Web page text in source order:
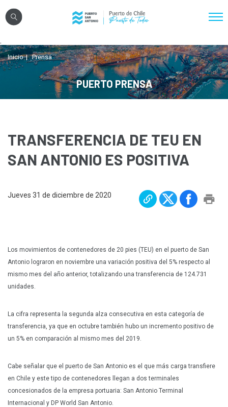
Nosotros
Sistema Portuario
Sostenibilidad
Transparencia
Denuncias
Preguntas Frecuentes
.
Inicio Prensa
PUERTO PRENSA
TRANSFERENCIA DE TEU EN
SAN ANTONIO ES POSITIVA
Jueves 31 de diciembre de 2020
Los movimientos de contenedores de 20 pies (TEU) en el puerto de San
Antonio lograron en noviembre una variación positiva del 5% respecto al
mismo mes del año anterior, totalizando una transferencia de 124.731
unidades.
La cifra representa la segunda alza consecutiva en esta categoría de
transferencia, ya que en octubre también hubo un incremento positivo de
un 5% en comparación al mismo mes del 2019.
Cabe señalar que el puerto de San Antonio es el que más carga transfiere
en Chile y este tipo de contenedores llegan a dos terminales
concesionados de la empresa portuaria: San Antonio Terminal
Internacional y DP World San Antonio.